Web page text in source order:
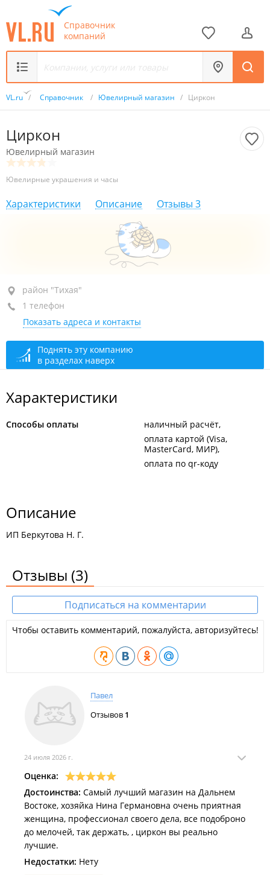
Справочник
компаний
VL.ru / Справочник / Ювелирный магазин / Циркон
Циркон
Ювелирный магазин
Ювелирные украшения и часы
Характеристики Описание Отзывы 3
район "Тихая", ул. Сахалинская, 37
+7 (423) 225-65-32
сегодня закрыто
район "Тихая"
1 телефон
Показать адреса и контакты
Поднять эту компанию
в разделах наверх
Характеристики
Способы оплаты
наличный расчёт
оплата картой (Visa,
MasterCard, МИР)
оплата по qr-коду
Описание
ИП Беркутова Н. Г.
Отзывы (3)
Подписаться на комментарии
Чтобы оставить комментарий, пожалуйста, авторизуйтесь!
Павел
Отзывов 1
24 июля 2026 г.
Оценка:
Достоинства: Самый лучший магазин на Дальнем
Востоке, хозяйка Нина Германовна очень приятная
женщина, профессионал своего дела, все подоброно
до мелочей, так держать, , циркон вы реально
лучшие.
Недостатки: Нету